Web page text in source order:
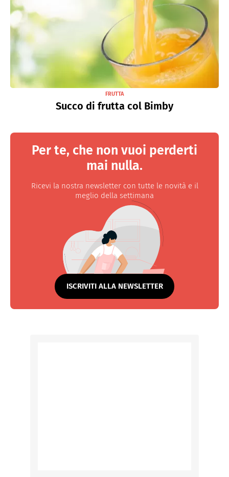
FRUTTA
Succo di frutta col Bimby
Per te, che non vuoi perderti
mai nulla.
Ricevi la nostra newsletter con tutte le novità e il
meglio della settimana
ISCRIVITI ALLA NEWSLETTER